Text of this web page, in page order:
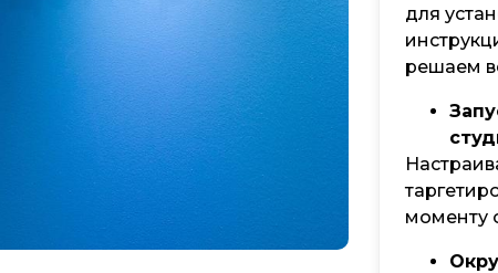
для
решаем
моменту